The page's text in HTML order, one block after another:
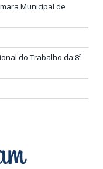
Municipal de
do Trabalho da 8ª